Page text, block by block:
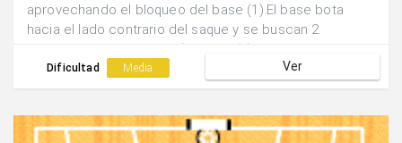
aprovechando el bloqueo del base (1).El base bota
hacia el lado contrario del saque y se buscan 2
sale y aprovecha el doble bloqueo de (4) y (5). b)pase
interior a (3) a la salida del bloqueo de (2).
Dificultad Media Ver